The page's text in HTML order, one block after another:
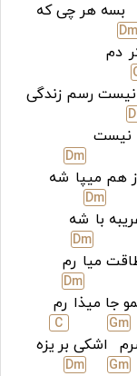
بسه هر چی که
Dm
دم
نیست رسم زندگی
D
نیست
هم میپا
Dm
شه
با
Dm
شه
میا
Dm
رم
جا میذا
Dm
رم
Gm
اشکی بر
C
یزه
Gm
Dm